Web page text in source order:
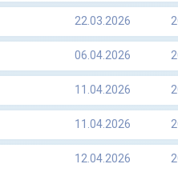
22.03.2026
06.04.2026
11.04.2026
11.04.2026
12.04.2026